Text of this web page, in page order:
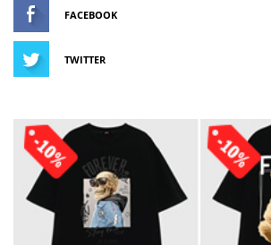
FACEBOOK
TWITTER